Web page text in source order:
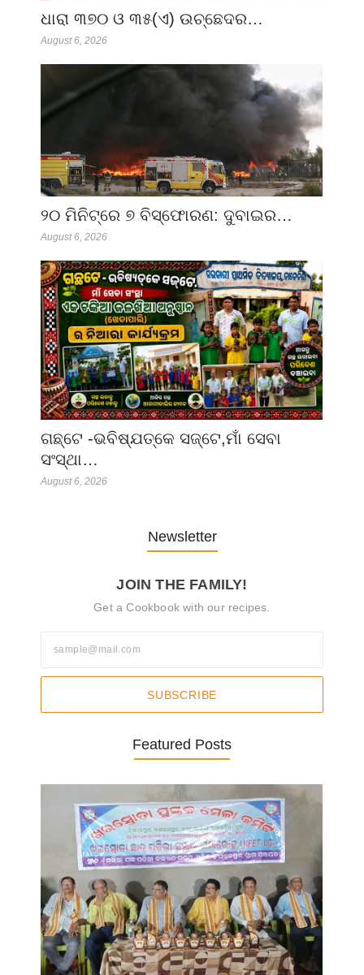
ଧାରା ୩୭୦ ଓ ୩୫(ଏ) ଉଚ୍ଛେଦର…
August 6, 2026
୨୦ ମିନିଟ୍‌ରେ ୭ ବିସ୍ଫୋରଣ: ଦୁବାଇର…
August 6, 2026
ଗଛ୍‌ଟେ -ଭବିଷ୍ଯତ୍‌କେ ସଜ୍‌ଟେ,ମାଁ ସେବା
ସଂସ୍ଥା…
August 6, 2026
Newsletter
JOIN THE FAMILY!
Get a Cookbook with our recipes.
SUBSCRIBE
Featured Posts